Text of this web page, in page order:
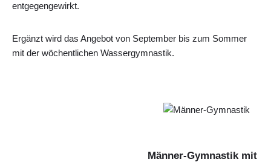
entgegengewirkt.
Ergänzt wird das Angebot von September bis zum Sommer
mit der wöchentlichen Wassergymnastik.
Männer-Gymnastik mit